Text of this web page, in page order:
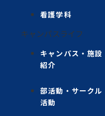
看護学科
キャンパスライフ
キャンパス・施設
紹介
部活動・サークル
活動